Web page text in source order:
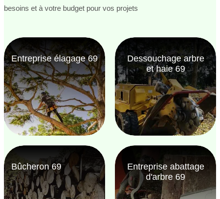
besoins et à votre budget pour vos projets
Entreprise élagage 69
Dessouchage arbre
et haie 69
Bûcheron 69
Entreprise abattage
d'arbre 69